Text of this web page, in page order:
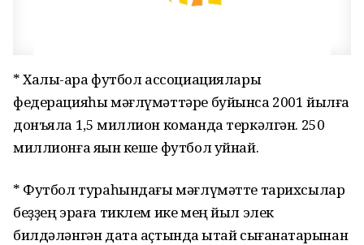
* Халыҡ-ара футбол ассоциациялары
федерацияһы мәғлүмәттәре буйынса 2001 йылға
донъяла 1,5 миллион команда теркәлгән. 250
миллионға яҡын кеше футбол уйнай.
* Футбол тураһындағы мәғлүмәтте тарихсылар
беҙҙең эраға тиклем ике мең йыл элек
билдәләнгән дата аҫтында ҡытай сығанаҡтарынан